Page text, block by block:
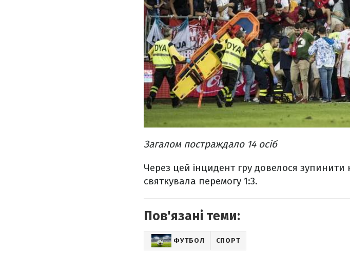
Загалом постраждало 14 осіб
Через цей інцидент гру довелося зупинити
святкувала перемогу 1:3.
Пов'язані теми:
ФУТБОЛ СПОРТ